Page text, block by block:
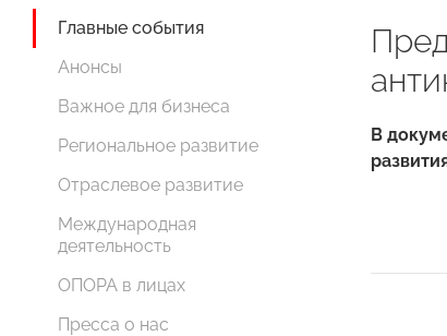
Главные события
Анонсы
Важное для бизнеса
Региональное развитие
Отраслевое развитие
Международная
деятельность
ОПОРА в лицах
Пресса о нас
В